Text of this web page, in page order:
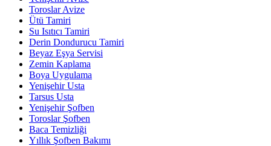
Toroslar Avize
Ütü Tamiri
Su Isıtıcı Tamiri
Derin Dondurucu Tamiri
Beyaz Eşya Servisi
Zemin Kaplama
Boya Uygulama
Yenişehir Usta
Tarsus Usta
Yenişehir Şofben
Toroslar Şofben
Baca Temizliği
Yıllık Şofben Bakımı